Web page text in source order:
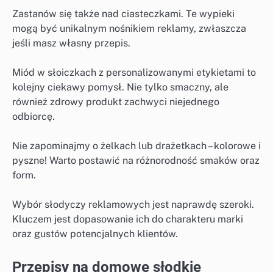
Zastanów się także nad ciasteczkami. Te wypieki
mogą być unikalnym nośnikiem reklamy, zwłaszcza
jeśli masz własny przepis.
Miód w słoiczkach z personalizowanymi etykietami to
kolejny ciekawy pomysł. Nie tylko smaczny, ale
również zdrowy produkt zachwyci niejednego
odbiorcę.
Nie zapominajmy o żelkach lub drażetkach – kolorowe i
pyszne! Warto postawić na różnorodność smaków oraz
form.
Wybór słodyczy reklamowych jest naprawdę szeroki.
Kluczem jest dopasowanie ich do charakteru marki
oraz gustów potencjalnych klientów.
Przepisy na domowe słodkie